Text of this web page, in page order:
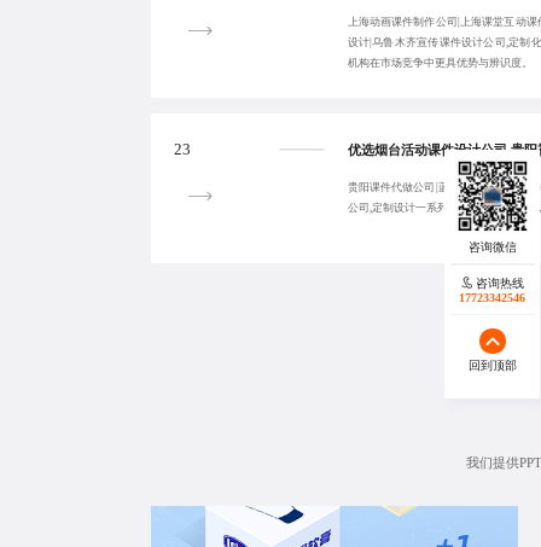
上海动画课件制作公司|上海课堂互动
设计|乌鲁木齐宣传课件设计公司,定制
机构在市场竞争中更具优势与辨识度。
23
贵阳课件代做公司|蓝橙视觉-攀枝花课
公司,定制设计一系列标准化的课件模板
我们提供
咨询热线
17723342546
回到顶部